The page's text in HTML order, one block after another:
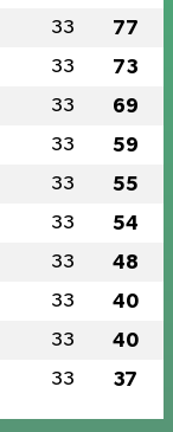
33 77
33 73
33 69
33 59
33 55
33 54
33 48
33 40
33 40
33 37